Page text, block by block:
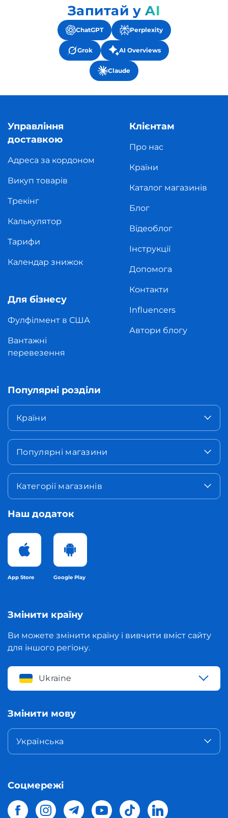
Запитай у AI
ChatGPT Perplexity
Grok AI Overviews
Claude
Управління
доставкою
Адреса за кордоном
Викуп товарів
Трекінг
Калькулятор
Тарифи
Календар знижок
Для бізнесу
Фулфілмент в США
Вантажні
перевезення
Клієнтам
Про нас
Країни
Каталог магазинів
Блог
Відеоблог
Інструкції
Допомога
Контакти
Influencers
Автори блогу
Популярні розділи
Країни
Популярні магазини
Категорії магазинів
Наш додаток
App Store Google Play
Змінити країну
Ви можете змінити країну і вивчити вміст сайту
для іншого регіону.
Ukraine
Змінити мову
Українська
Соцмережі